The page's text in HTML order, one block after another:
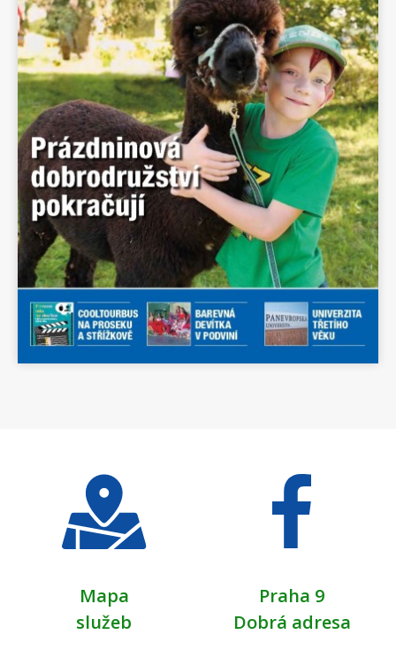
Celý den
OTEVŘENÁ ŠKOLNÍ
HŘIŠTĚ PRO VEŘEJNOST
2026
2. dubna 2026
čtvrtek
Celý den
OTEVŘENÁ ŠKOLNÍ
HŘIŠTĚ PRO VEŘEJNOST
2026
3. dubna 2026
pátek
Celý den
OTEVŘENÁ ŠKOLNÍ
HŘIŠTĚ PRO VEŘEJNOST
2026
4. dubna 2026
sobota
Celý den
OTEVŘENÁ ŠKOLNÍ
6. dubna 2026
pondělí
Celý den
OTEVŘENÁ ŠKOLNÍ
Mapa
služeb
Praha 9
Dobrá adresa